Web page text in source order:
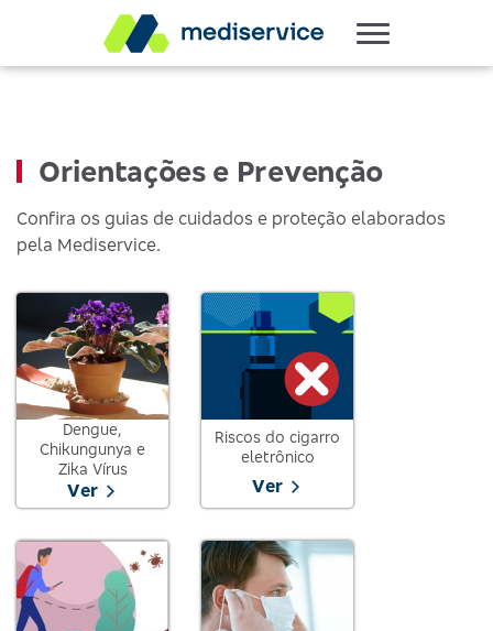
Orientações e Prevenção
Confira os guias de cuidados e proteção elaborados
pela Mediservice.
Dengue,
Chikungunya e
Zika Vírus
Ver
Riscos do cigarro
eletrônico
Ver